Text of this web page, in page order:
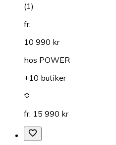
(1)
fr.
10 990 kr
hos POWER
+10 butiker
fr. 15 990 kr